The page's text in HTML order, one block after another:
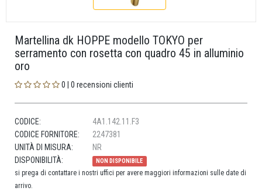
Martellina dk HOPPE modello TOKYO per
serramento con rosetta con quadro 45 in alluminio
oro
0 | 0 recensioni clienti
CODICE:
4A1.142.11.F3
CODICE FORNITORE:
2247381
UNITÀ DI MISURA:
NR
DISPONIBILITÀ:
NON DISPONIBILE
si prega di contattare i nostri uffici per avere maggiori informazioni sulle date di
arrivo.